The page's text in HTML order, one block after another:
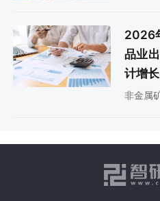
2026
品业
计增
非金属